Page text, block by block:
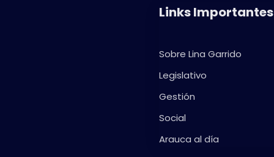
Links Importantes
Sobre Lina Garrido
Legislativo
Gestión
Social
Arauca al día